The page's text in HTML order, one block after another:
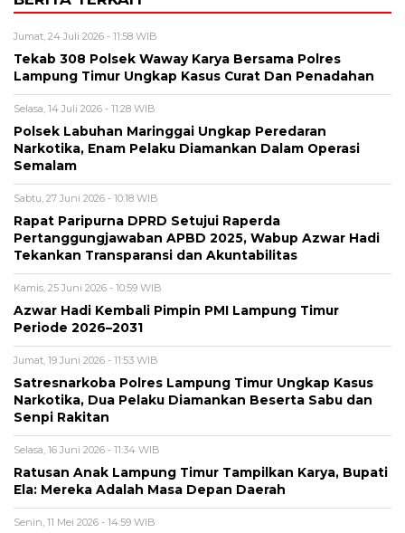
Jumat, 24 Juli 2026 - 11:58 WIB
Tekab 308 Polsek Waway Karya Bersama Polres
Lampung Timur Ungkap Kasus Curat Dan Penadahan
Selasa, 14 Juli 2026 - 11:28 WIB
Polsek Labuhan Maringgai Ungkap Peredaran
Narkotika, Enam Pelaku Diamankan Dalam Operasi
Semalam
Sabtu, 27 Juni 2026 - 10:18 WIB
Rapat Paripurna DPRD Setujui Raperda
Pertanggungjawaban APBD 2025, Wabup Azwar Hadi
Tekankan Transparansi dan Akuntabilitas
Kamis, 25 Juni 2026 - 10:59 WIB
Azwar Hadi Kembali Pimpin PMI Lampung Timur
Periode 2026–2031
Jumat, 19 Juni 2026 - 11:53 WIB
Satresnarkoba Polres Lampung Timur Ungkap Kasus
Narkotika, Dua Pelaku Diamankan Beserta Sabu dan
Senpi Rakitan
Selasa, 16 Juni 2026 - 11:34 WIB
Ratusan Anak Lampung Timur Tampilkan Karya, Bupati
Ela: Mereka Adalah Masa Depan Daerah
Senin, 11 Mei 2026 - 14:59 WIB